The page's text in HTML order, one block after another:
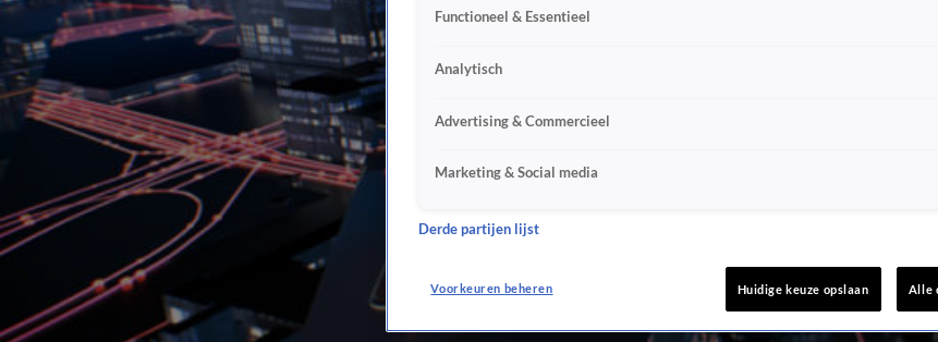
Functioneel & Essentieel
Analytisch
Advertising & Commercieel
Marketing & Social media
Derde partijen lijst
Voorkeuren beheren Huidige keuze opslaan Alle